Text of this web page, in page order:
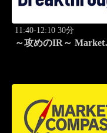
11:40-12:10 30分
～攻めのIR～ Market